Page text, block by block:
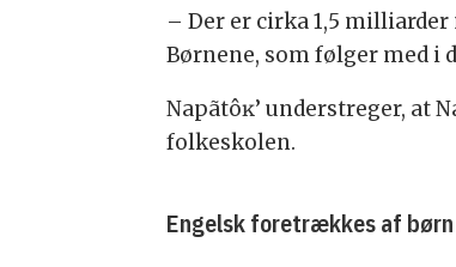
– Der er cirka 1,5
Børnene, som følger med i
Napãtôĸ’ understreger, at
folkeskolen.
Engelsk foretrækkes af børn